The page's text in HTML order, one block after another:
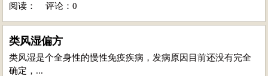
阅读：
评论：0
类风湿偏方
类风湿是个全身性的慢性免疫疾病，发病原因目前还没有完全
确定，...